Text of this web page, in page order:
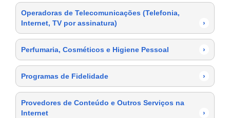
Operadoras de Telecomunicações (Telefonia,
Internet, TV por assinatura)
›
Perfumaria, Cosméticos e Higiene Pessoal ›
Programas de Fidelidade ›
Provedores de Conteúdo e Outros Serviços na
Internet
›